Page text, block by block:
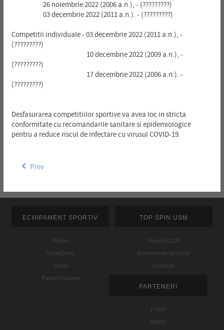
26 noiembrie 2022 (2006 a.n.), - (?????????)
03 decembrie 2022 (2011 a.n.). - (?????????)
Competitii individuale - 03 decembrie 2022 (2011 a.n.), -
(?????????)
10 decembrie 2022 (2009 a.n.), -
(?????????)
17 decembrie 2022 (2006 a.n.). -
(?????????)
Desfasurarea competitiilor sportive va avea loc in stricta
conformitate cu recomandarile sanitare si epidemiologice
pentru a reduce riscul de infectare cu virusul COVID-19.
Prev
ECHIPAMENT SPORTIV
Palete
Huse/Genti
Textile
Pantofi/Sosete
TOP SPIN USM
Despre CLUB
Evenimente Sportive
Contacte
PARTENERI
FTMM
DONIC